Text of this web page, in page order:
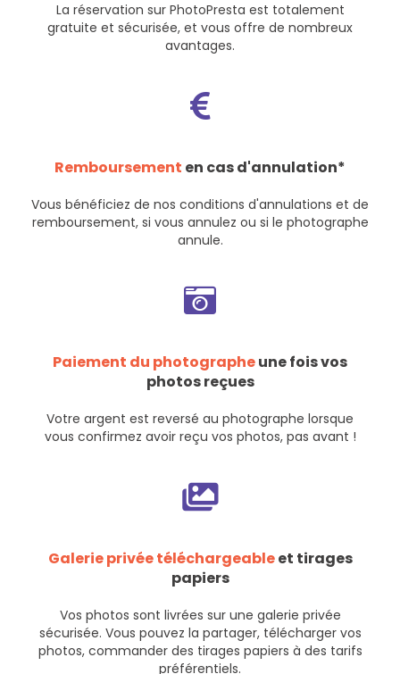
La réservation sur PhotoPresta est totalement
gratuite et sécurisée, et vous offre de nombreux
avantages.
Remboursement en cas d'annulation*
Vous bénéficiez de nos conditions d'annulations et de
remboursement, si vous annulez ou si le photographe
annule.
Paiement du photographeune fois vos
photos reçues
Votre argent est reversé au photographe lorsque
vous confirmez avoir reçu vos photos, pas avant !
Galerie privée téléchargeableet tirages
papiers
Vos photos sont livrées sur une galerie privée
sécurisée. Vous pouvez la partager, télécharger vos
photos, commander des tirages papiers à des tarifs
préférentiels.